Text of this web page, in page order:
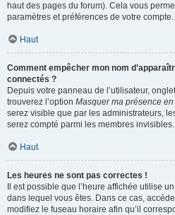
haut des pages du forum). Cela vous
paramètres et préférences de votre compte.
Haut
Comment empêcher mon nom
connectés ?
Depuis votre panneau de l’utilisateur,
trouverez l’option Masquer ma présence
serez visible que par les administrateurs,
serez compté parmi les membres invisibles.
Haut
Les heures ne sont pas correctes !
Il est possible que l’heure affichée utilise
dans lequel vous êtes. Dans ce cas,
modifiez le fuseau horaire afin qu’il